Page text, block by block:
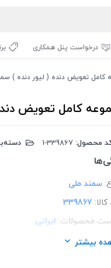
درخواست پنل همکاری
تعویض دنده ( لیور دنده ) سمند ملی 339867
کامل تعویض دنده ( لیور
محصول:
سمند ملی
339867
محصولات: ایرانی
GISP
بیشتر